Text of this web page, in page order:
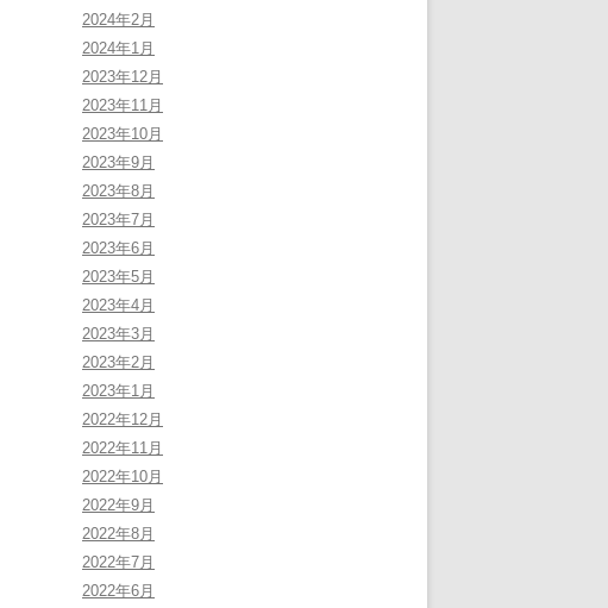
2024年2月
2024年1月
2023年12月
2023年11月
2023年10月
2023年9月
2023年8月
2023年7月
2023年6月
2023年5月
2023年4月
2023年3月
2023年2月
2023年1月
2022年12月
2022年11月
2022年10月
2022年9月
2022年8月
2022年7月
2022年6月